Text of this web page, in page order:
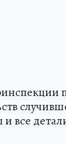
все